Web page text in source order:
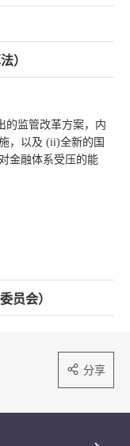
）
的监管改革方案，内
，以及 (ii)全新的国
金融体系受压的能
员会）
分享